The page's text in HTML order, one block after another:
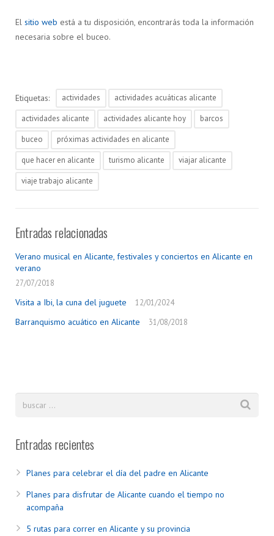
El sitio web está a tu disposición, encontrarás toda la información
necesaria sobre el buceo.
Etiquetas: actividades
actividades acuáticas alicante
actividades alicante
actividades alicante hoy
barcos
buceo
próximas actividades en alicante
que hacer en alicante
turismo alicante
viajar alicante
viaje trabajo alicante
Entradas relacionadas
Verano musical en Alicante, festivales y conciertos en Alicante en
verano
27/07/2018
Visita a Ibi, la cuna del juguete 12/01/2024
Barranquismo acuático en Alicante 31/08/2018
Entradas recientes
Planes para celebrar el día del padre en Alicante
Planes para disfrutar de Alicante cuando el tiempo no
acompaña
5 rutas para correr en Alicante y su provincia